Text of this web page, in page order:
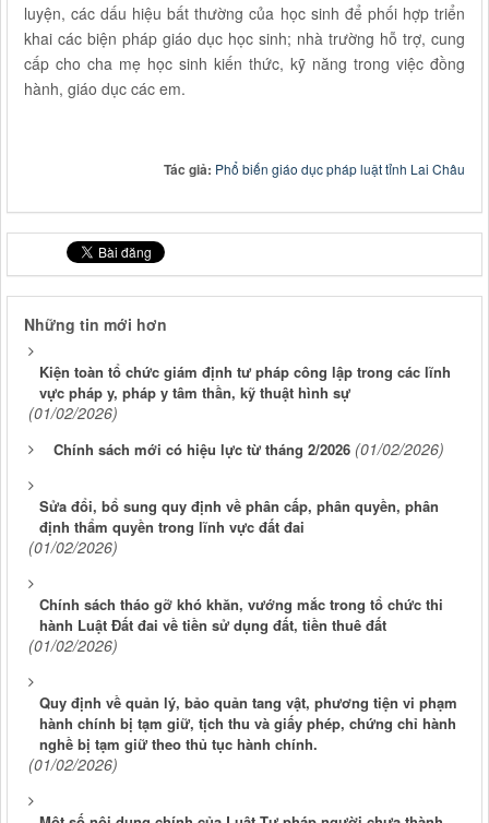
luyện, các dấu hiệu bất thường của học sinh để phối hợp triển
khai các biện pháp giáo dục học sinh; nhà trường hỗ trợ, cung
cấp cho cha mẹ học sinh kiến thức, kỹ năng trong việc đồng
hành, giáo dục các em.
Tác giả: Phổ biến giáo dục pháp luật tỉnh Lai Châu
Những tin mới hơn
Kiện toàn tổ chức giám định tư pháp công lập trong các lĩnh
vực pháp y, pháp y tâm thần, kỹ thuật hình sự
(01/02/2026)
Chính sách mới có hiệu lực từ tháng 2/2026 (01/02/2026)
Sửa đổi, bổ sung quy định về phân cấp, phân quyền, phân
định thẩm quyền trong lĩnh vực đất đai
(01/02/2026)
Chính sách tháo gỡ khó khăn, vướng mắc trong tổ chức thi
hành Luật Đất đai về tiền sử dụng đất, tiền thuê đất
(01/02/2026)
Quy định về quản lý, bảo quản tang vật, phương tiện vi phạm
hành chính bị tạm giữ, tịch thu và giấy phép, chứng chỉ hành
nghề bị tạm giữ theo thủ tục hành chính.
(01/02/2026)